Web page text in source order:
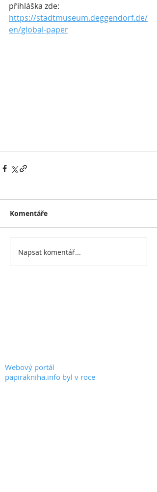
přihláška zde:
https://stadtmuseum.deggendorf.de/
en/global-paper
Komentáře
Napsat komentář...
Webový portál
papirakniha.info byl v roce